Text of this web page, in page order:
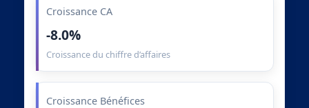
Croissance CA
-8.0%
Croissance du chiffre d’affaires
Croissance Bénéfices